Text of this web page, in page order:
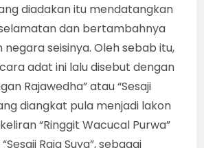
diadakan itu mendatangkan
dan bertambahnya
seisinya. Oleh sebab itu,
adat ini lalu disebut dengan
Rajawedha” atau “Sesaji
diangkat pula menjadi lakon
“Ringgit Wacucal Purwa”
Raja Suya”, sebagai